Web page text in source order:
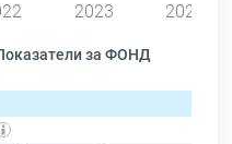
2023 2024
за ФОНД